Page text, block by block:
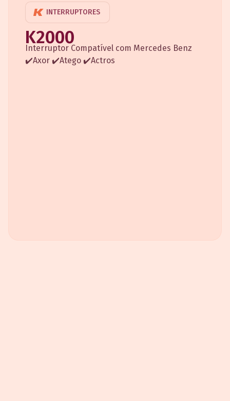
INTERRUPTORES
K2000
Interruptor Compatível com Mercedes Benz
✔️Axor ✔️Atego ✔️Actros